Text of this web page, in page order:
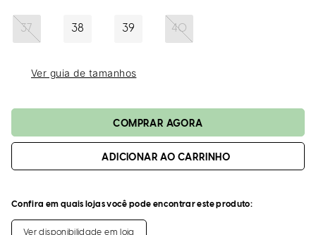
37 38 39 40
Ver guia de tamanhos
ADICIONAR AO CARRINHO
Confira em quais lojas você pode encontrar este produto:
Ver disponibilidade em loja